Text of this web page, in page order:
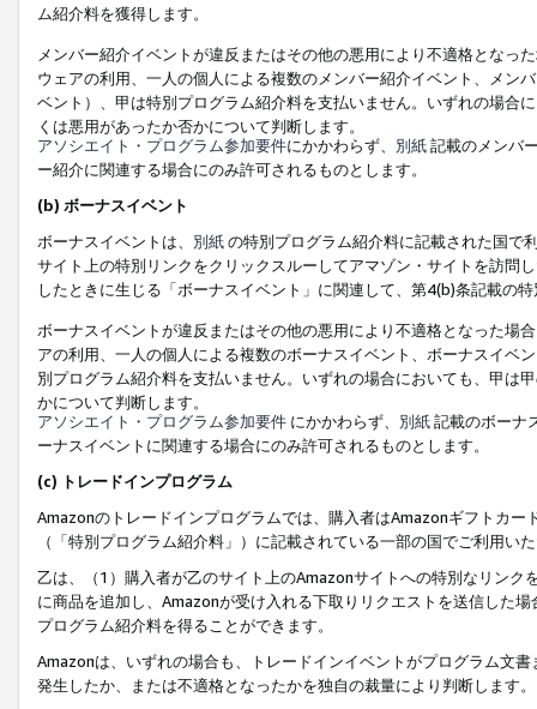
ム紹介料を獲得します。
メンバー紹介イベントが違反またはその他の悪用により不適格となっ
ウェアの利用、一人の個人による複数のメンバー紹介イベント、メン
ベント）、甲は特別プログラム紹介料を支払いません。いずれの場合
くは悪用があったか否かについて判断します。
アソシエイト・プログラム参加要件にかかわらず、 別紙記載のメンバ
ー紹介に関連する場合にのみ許可されるものとします。
(b) ボーナスイベント
ボーナスイベントは、 別紙の特別プログラム紹介料に記載された国で
サイト上の特別リンクをクリックスルーしてアマゾン・サイトを訪問
したときに生じる「ボーナスイベント」に関連して、第4(b)条記載の
ボーナスイベントが違反またはその他の悪用により不適格となった場
アの利用、一人の個人による複数のボーナスイベント、ボーナスイベ
別プログラム紹介料を支払いません。いずれの場合においても、甲は
かについて判断します。
アソシエイト・プログラム参加要件 にかかわらず、 別紙記載のボーナ
ーナスイベントに関連する場合にのみ許可されるものとします。
(c) トレードインプログラム
Amazonのトレードインプログラムでは、購入者はAmazonギフトカ
（「特別プログラム紹介料」）に記載されている一部の国でご利用い
乙は、（1）購入者が乙のサイト上のAmazonサイトへの特別なリン
に商品を追加し、Amazonが受け入れる下取りリクエストを送信した
プログラム紹介料を得ることができます。
Amazonは、いずれの場合も、トレードインイベントがプログラム文
発生したか、または不適格となったかを独自の裁量により判断します。